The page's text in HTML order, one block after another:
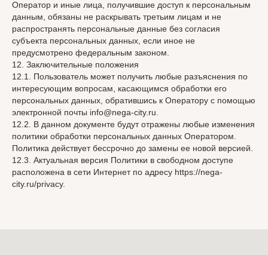
Оператор и иные лица, получившие доступ к персональным
данным, обязаны не раскрывать третьим лицам и не
распространять персональные данные без согласия
субъекта персональных данных, если иное не
предусмотрено федеральным законом.
12. Заключительные положения
12.1. Пользователь может получить любые разъяснения по
интересующим вопросам, касающимся обработки его
персональных данных, обратившись к Оператору с помощью
электронной почты info@nega-city.ru.
12.2. В данном документе будут отражены любые изменения
политики обработки персональных данных Оператором.
Политика действует бессрочно до замены ее новой версией.
12.3. Актуальная версия Политики в свободном доступе
расположена в сети Интернет по адресу https://nega-
city.ru/privacy.